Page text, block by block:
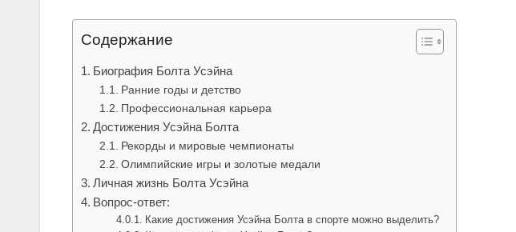
Содержание
Биография Болта Усэйна
Ранние годы и детство
Профессиональная карьера
Достижения Усэйна Болта
Рекорды и мировые чемпионаты
Олимпийские игры и золотые медали
Личная жизнь Болта Усэйна
Вопрос-ответ:
Какие достижения Усэйна Болта в спорте можно выделить?